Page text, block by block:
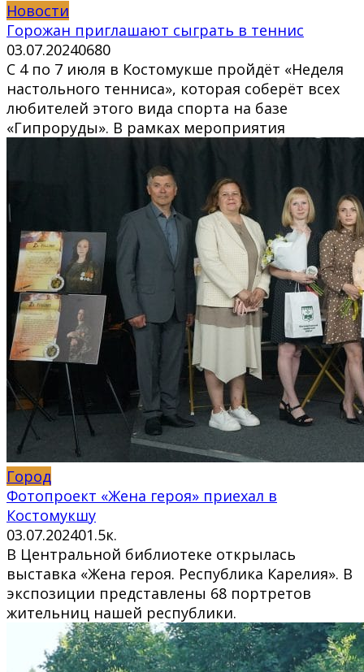
Новости
Горожан приглашают сыграть в теннис
03.07.20240680
С 4 по 7 июля в Костомукше пройдёт «Неделя
настольного тенниса», которая соберёт всех
любителей этого вида спорта на базе
«Гипроруды». В рамках мероприятия
Город
Фотопроект «Жена героя» приехал в
Костомукшу
03.07.202401.5к.
В Центральной библиотеке открылась
выставка «Жена героя. Республика Карелия». В
экспозиции представлены 68 портретов
жительниц нашей республики.